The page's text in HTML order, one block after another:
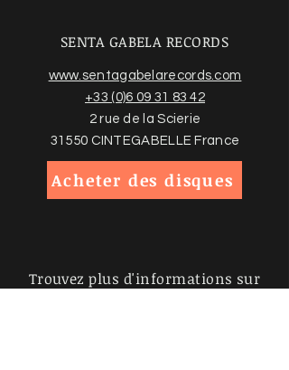
SENTA GABELA RECORDS
www.sentagabelarecords.com
+33 (0)6 09 31 83 42
2 rue de la Scierie
31550 CINTEGABELLE France
Acheter des disques
Trouvez plus d'informations sur